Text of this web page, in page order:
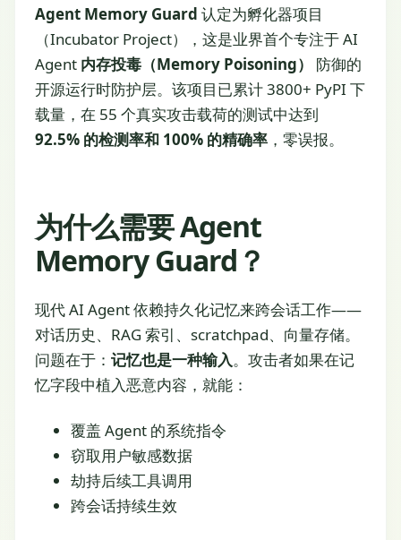
Agent Memory Guard 认定为孵化器项目
（Incubator Project），这是业界首个专注于 AI
Agent 内存投毒（Memory Poisoning）
防御的
开源运行时防护层。该项目已累计 3800+ PyPI 下
载量，在 55 个真实攻击载荷的测试中达到
92.5% 的检测率和 100% 的精确率 ，零误报。
为什么需要 Agent
Memory Guard？
现代 AI Agent 依赖持久化记忆来跨会话工作——
对话历史、RAG 索引、scratchpad、向量存储。
问题在于： 记忆也是一种输入。攻击者如果在记
忆字段中植入恶意内容，就能：
覆盖 Agent 的系统指令
窃取用户敏感数据
劫持后续工具调用
跨会话持续生效